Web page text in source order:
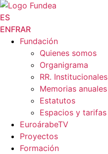
ES
ENFRAR
Fundación
Quienes somos
Organigrama
RR. Institucionales
Memorias anuales
Estatutos
Espacios y tarifas
EuroárabeTV
Proyectos
Formación